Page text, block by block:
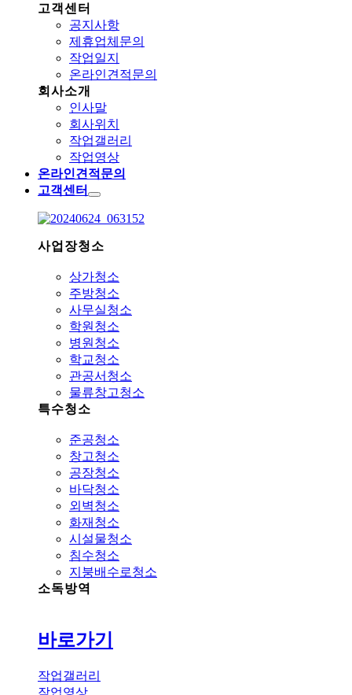
고객센터
공지사항
제휴업체문의
작업일지
온라인견적문의
회사소개
인사말
회사위치
작업갤러리
작업영상
온라인견적문의
고객센터
사업장청소
상가청소
주방청소
사무실청소
학원청소
병원청소
학교청소
관공서청소
물류창고청소
특수청소
준공청소
창고청소
공장청소
바닥청소
외벽청소
화재청소
시설물청소
침수청소
지붕배수로청소
소독방역
바로가기
작업갤러리
작업영상